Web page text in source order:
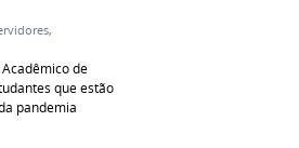
,
de
que estão
pandemia